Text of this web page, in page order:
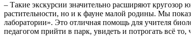
– Такие экскурсии значительно расширяют
растительности, но и к фауне малой родины. Мы
лаборатории». Это отличная помощь для учителя
педагогом прийти в парк, увидеть и потрогать всё